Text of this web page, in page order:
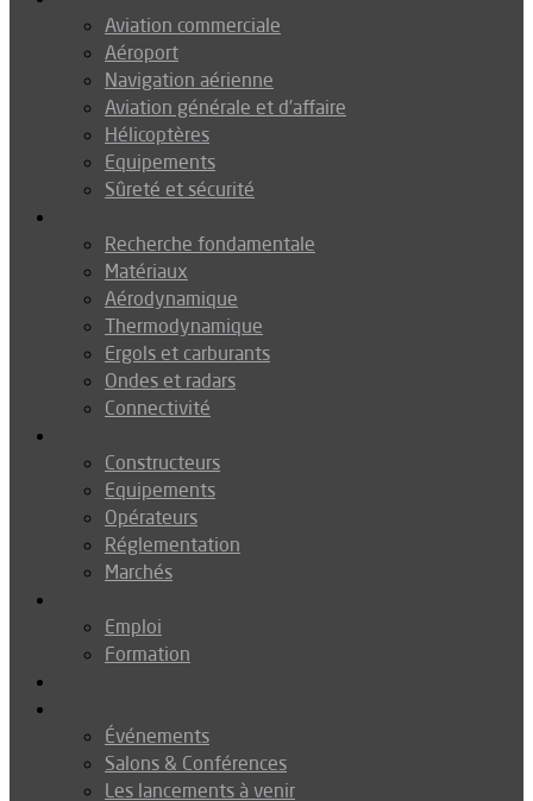
Aviation commerciale
Aéroport
Navigation aérienne
Aviation générale et d’affaire
Hélicoptères
Equipements
Sûreté et sécurité
Recherche fondamentale
Matériaux
Aérodynamique
Thermodynamique
Ergols et carburants
Ondes et radars
Connectivité
Constructeurs
Equipements
Opérateurs
Réglementation
Marchés
Emploi
Formation
Événements
Salons & Conférences
Les lancements à venir